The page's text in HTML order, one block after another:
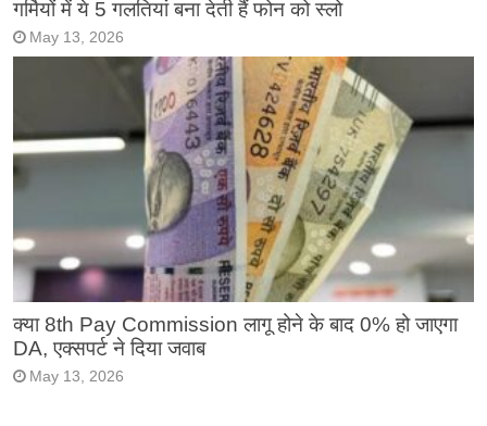
गर्मियों में ये 5 गलतियां बना देती हैं फोन को स्लो
May 13, 2026
क्या 8th Pay Commission लागू होने के बाद 0% हो जाएगा
DA, एक्सपर्ट ने दिया जवाब
May 13, 2026